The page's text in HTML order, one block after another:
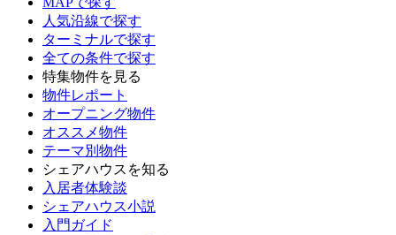
人気沿線で探す
ターミナルで探す
全ての条件で探す
特集物件を見る
物件レポート
オープニング物件
オススメ物件
テーマ別物件
シェアハウスを知る
入居者体験談
シェアハウス小説
入門ガイド